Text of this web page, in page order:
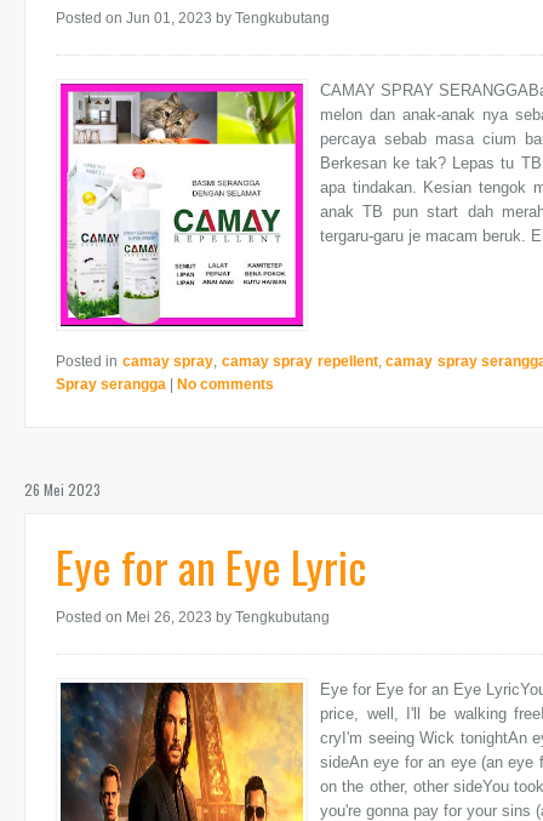
Posted on Jun 01, 2023 by Tengkubutang
CAMAY SPRAY
melon dan anak-anak nya
percaya sebab masa cium
Berkesan ke tak? Lepas tu
apa tindakan. Kesian tengok
anak TB pun start dah
tergaru-garu je macam beruk.
Posted in camay spray, camay spray repellent,camay spray
Spray serangga
No comments
26 Mei 2023
Eye for an Eye Lyric
Posted on Mei 26, 2023 by Tengkubutang
Eye for Eye for an Eye
price, well, I'll be walking
cryI'm seeing Wick tonightAn
sideAn eye for an eye (an
on the other, other sideYou
you're gonna pay for your sins